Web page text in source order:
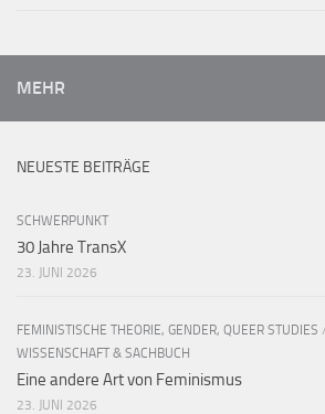
MEHR
NEUESTE BEITRÄGE
SCHWERPUNKT
30 Jahre TransX
23. JUNI 2026
FEMINISTISCHE THEORIE, GENDER, QUEER STUDIES /
WISSENSCHAFT & SACHBUCH
Eine andere Art von Feminismus
23. JUNI 2026